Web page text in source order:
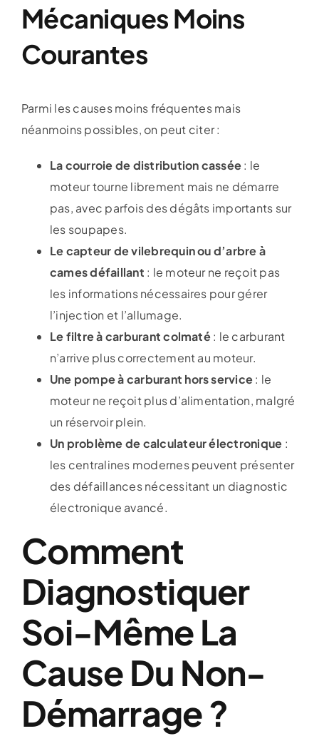
Mécaniques Moins
Courantes
Parmi les causes moins fréquentes mais
néanmoins possibles, on peut citer :
La courroie de distribution cassée: le
moteur tourne librement mais ne démarre
pas, avec parfois des dégâts importants sur
les soupapes.
Le capteur de vilebrequin ou d’arbre à
cames défaillant : le moteur ne reçoit pas
les informations nécessaires pour gérer
l’injection et l’allumage.
Le filtre à carburant colmaté: le carburant
n’arrive plus correctement au moteur.
Une pompe à carburant hors service: le
moteur ne reçoit plus d’alimentation, malgré
un réservoir plein.
Un problème de calculateur électronique :
les centralines modernes peuvent présenter
des défaillances nécessitant un diagnostic
électronique avancé.
Comment
Diagnostiquer
Soi-Même La
Cause Du Non-
Démarrage ?